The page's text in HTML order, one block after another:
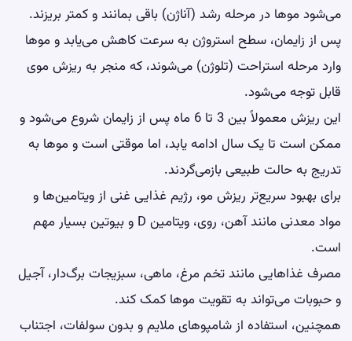
می‌شود موها در مرحله رشد (آناژن) باقی بمانند و کمتر بریزند.
پس از زایمان، سطح استروژن به سرعت کاهش می‌یابد و موها
وارد مرحله استراحت (تلوژن) می‌شوند، که منجر به ریزش موی
قابل توجه می‌شود.
این ریزش معمولاً بین 3 تا 6 ماه پس از زایمان شروع می‌شود و
ممکن است تا یک سال ادامه یابد، اما موقتی است و موها به
تدریج به حالت طبیعی بازمی‌گردند.
برای بهبود سریع‌تر ریزش مو، رژیم غذایی غنی از ویتامین‌ها و
مواد معدنی مانند آهن، روی، ویتامین D و بیوتین بسیار مهم
است.
مصرف غذاهایی مانند تخم مرغ، ماهی، سبزیجات برگ‌دار، آجیل
و حبوبات می‌تواند به تقویت موها کمک کند.
همچنین، استفاده از شامپوهای ملایم و بدون سولفات، اجتناب